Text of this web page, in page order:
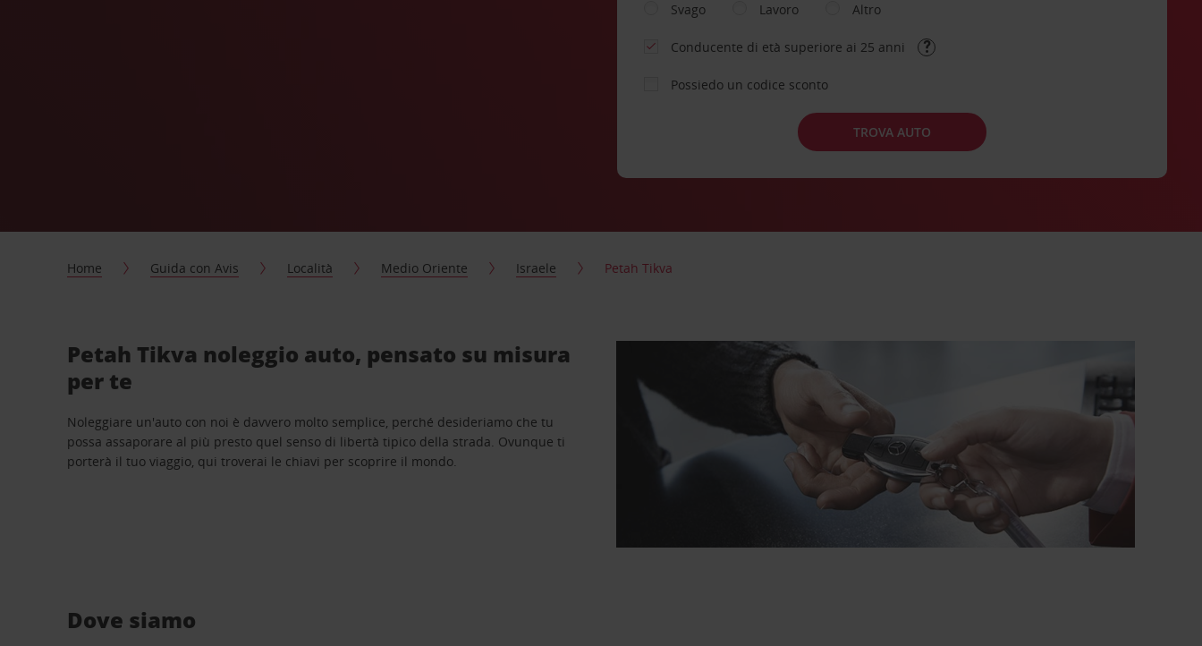
Svago
Lavoro Altro
Conducente di età superiore ai 25 anni
Possiedo un codice sconto
TROVA AUTO
Home Guida con Avis Località Medio Oriente Israele Petah Tikva
Petah Tikva noleggio auto, pensato su misura
per te
Noleggiare un'auto con noi è davvero molto semplice, perché desideriamo che tu
possa assaporare al più presto quel senso di libertà tipico della strada. Ovunque ti
porterà il tuo viaggio, qui troverai le chiavi per scoprire il mondo.
Dove siamo